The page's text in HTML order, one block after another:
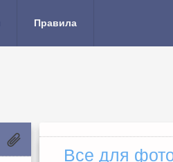
Правила
Все для